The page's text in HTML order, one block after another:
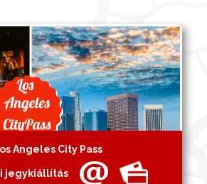
Angeles City Pass